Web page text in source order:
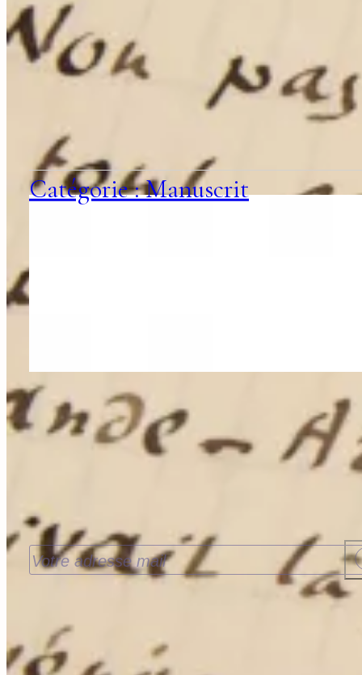
suggestions
Catégorie : Manuscrit
Recevoir nos nouveautés
Librairie Walden par email. Pour en savoir
consultez notre politique de confidentialité.